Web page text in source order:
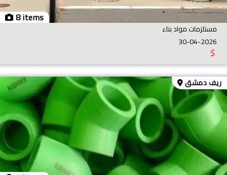
8 items
مستلزمات مواد بناء
30-04-2026
$
ريف دمشق